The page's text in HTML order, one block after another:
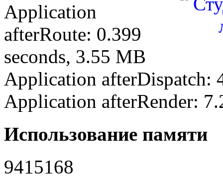
Application
afterRoute: 0.399
seconds, 3.55 MB
Application afterDispatch:
Application afterRender:
Использование памяти
9415168